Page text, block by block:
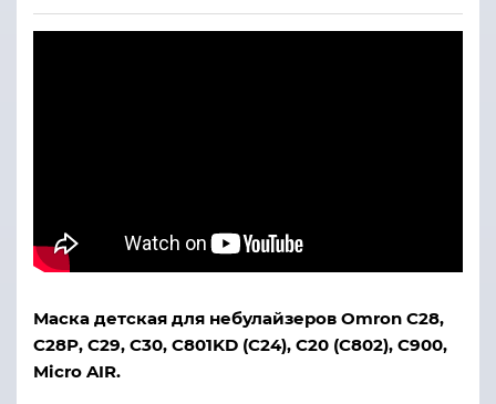
Маска детская для небулайзеров Omron С28,
С28Р, С29, С30, С801KD (С24), С20 (С802), С900,
Micro AIR.